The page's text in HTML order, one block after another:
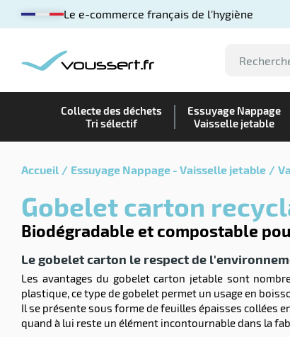
Le e-commerce français de l'hygiène
Collecte des déchets
Tri sélectif
Essuyage Nappage
Vaisselle jetable
Accueil Essuyage Nappage - Vaisselle jetable
Gobelet carton
Biodégradable et compostable
Le gobelet carton le respect de
Les avantages du gobelet carton jetable sont
plastique, ce type de gobelet permet un usage en
Il se présente sous forme de feuilles épaisses collées
quand à lui reste un élément incontournable dans la